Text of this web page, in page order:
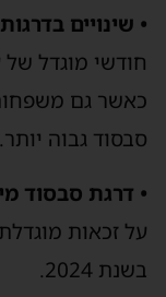
• שינויים
כאשר גם
סבסוד גבוה יותר.
• דרגת סבסוד
בשנת 2024.